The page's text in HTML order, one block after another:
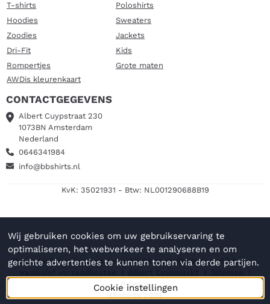
T-shirts
Poloshirts
Hoodies
Sweaters
Zoodies
Jackets
Dri-Fit
Kids
Rompertjes
Grote maten
AWDis kleurenkaart
CONTACTGEGEVENS
Albert Cuypstraat 230
1073BN Amsterdam
Nederland
0646341984
info@bbshirts.nl
KvK: 35021931 - Btw: NL001290688B19
De vermelde prijzen op www.bbshirts.nl zijn inclusief b.t.w en
Privacy
BBshirts 2025
Wij gebruiken cookies om uw gebruikservaring te
optimaliseren, het webverkeer te analyseren en om
gerichte advertenties te kunnen tonen via derde partijen.
Cookie instellingen